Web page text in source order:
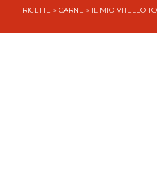
RICETTE » CARNE » IL MIO VITELLO